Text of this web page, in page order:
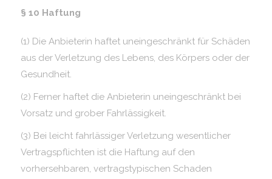
§ 10 Haftung
(1) Die Anbieterin haftet uneingeschränkt für Schäden
aus der Verletzung des Lebens, des Körpers oder der
Gesundheit.
(2) Ferner haftet die Anbieterin uneingeschränkt bei
Vorsatz und grober Fahrlässigkeit.
(3) Bei leicht fahrlässiger Verletzung wesentlicher
Vertragspflichten ist die Haftung auf den
vorhersehbaren, vertragstypischen Schaden